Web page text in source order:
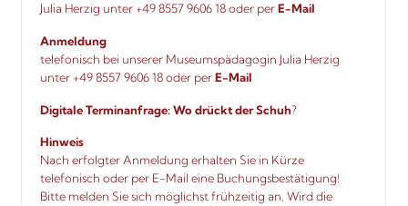
Julia Herzig unter +49 8557 9606 18 oder perE-Mail
Anmeldung
telefonisch bei unserer Museumspädagogin Julia Herzig
unter +49 8557 9606 18 oder perE-Mail
Digitale Terminanfrage:Wo drückt der Schuh?
Hinweis
Nach erfolgter Anmeldung erhalten Sie in Kürze
telefonisch oder per E-Mail eine Buchungsbestätigung!
Bitte melden Sie sich möglichst frühzeitig an. Wird die